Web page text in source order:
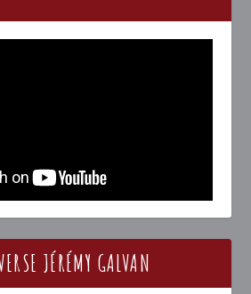
JÉRÉMY GALVAN